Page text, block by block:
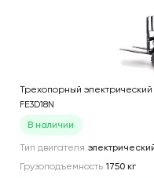
Трехопорный
FE3D18N
В наличии
Тип двигателя
Грузоподъемность 1750 кг